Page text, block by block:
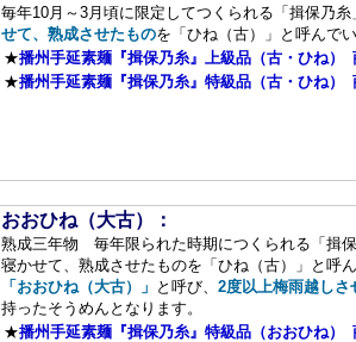
毎年10月～3月頃に限定してつくられる「揖保乃糸
せて、熟成させたものを「ひね（古）」と呼んでい
★播州手延素麺『揖保乃糸』上級品（古・ひね）
★播州手延素麺『揖保乃糸』特級品（古・ひね）
おおひね（大古）：
熟成三年物 毎年限られた時期につくられる「揖
寝かせて、熟成させたものを「ひね（古）」と呼
「おおひね（大古）」 と呼び、 2度以上梅雨越しさ
持ったそうめんとなります。
★播州手延素麺『揖保乃糸』特級品（おおひね）